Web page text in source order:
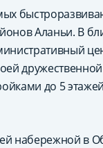
Аланьи. В
до 5
набережной в